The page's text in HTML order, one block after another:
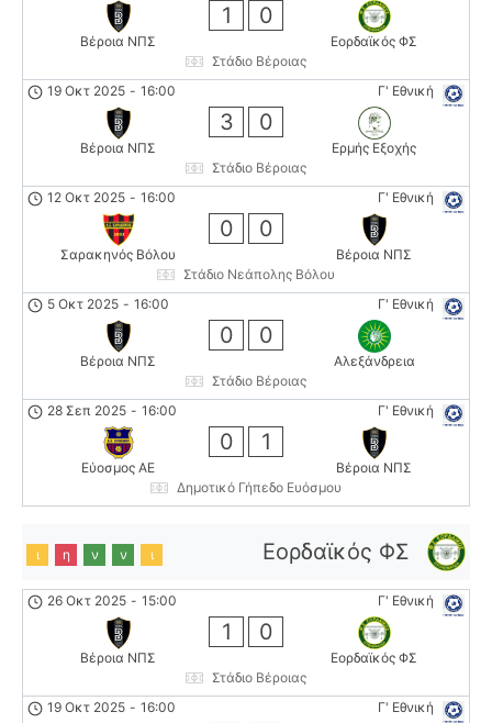
Βέροια ΝΠΣ
1 0
Εορδαϊκός ΦΣ
Στάδιο Βέροιας
Γ' Εθνική
19 Οκτ 2025 - 16:00
Βέροια ΝΠΣ
3 0
Ερμής Εξοχής
Στάδιο Βέροιας
Γ' Εθνική
12 Οκτ 2025 - 16:00
Σαρακηνός Βόλου
0 0
Βέροια ΝΠΣ
Στάδιο Νεάπολης Βόλου
Γ' Εθνική
5 Οκτ 2025 - 16:00
Βέροια ΝΠΣ
0 0
Αλεξάνδρεια
Στάδιο Βέροιας
Γ' Εθνική
28 Σεπ 2025 - 16:00
Εύοσμος ΑΕ
0 1
Βέροια ΝΠΣ
Δημοτικό Γήπεδο Ευόσμου
Εορδαϊκός ΦΣ
ι η ν ν ι
Γ' Εθνική
26 Οκτ 2025 - 15:00
Βέροια ΝΠΣ
1 0
Εορδαϊκός ΦΣ
Στάδιο Βέροιας
Γ' Εθνική
19 Οκτ 2025 - 16:00